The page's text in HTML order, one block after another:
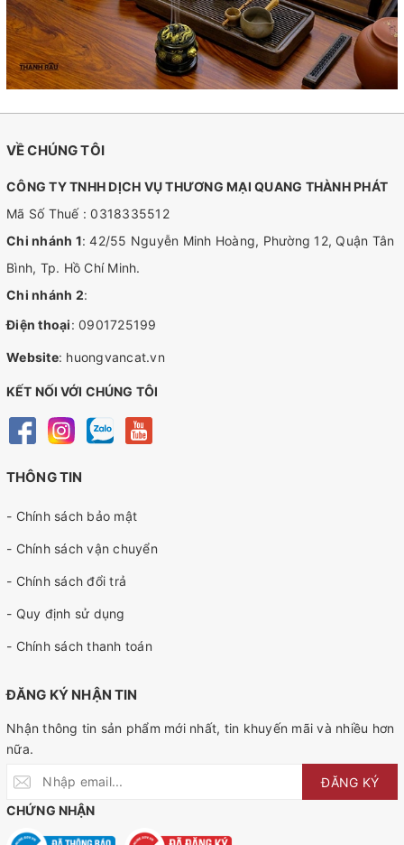
VỀ CHÚNG TÔI
CÔNG TY TNHH DỊCH VỤ THƯƠNG MẠI QUANG THÀNH PHÁT
Mã Số Thuế : 0318335512
Chi nhánh 1: 42/55 Nguyễn Minh Hoàng, Phường 12, Quận Tân
Bình, Tp. Hồ Chí Minh.
Chi nhánh 2:
Điện thoại: 0901725199
Website: huongvancat.vn
KẾT NỐI VỚI CHÚNG TÔI
THÔNG TIN
- Chính sách bảo mật
- Chính sách vận chuyển
- Chính sách đổi trả
- Quy định sử dụng
- Chính sách thanh toán
ĐĂNG KÝ NHẬN TIN
Nhận thông tin sản phẩm mới nhất, tin khuyến mãi và nhiều hơn
nữa.
ĐĂNG KÝ
CHỨNG NHẬN